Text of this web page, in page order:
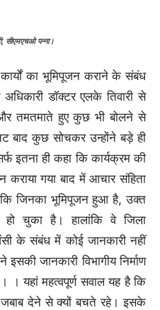
सीएमएचओ पन्ना।
कार्यों का भूमिपूजन कराने के संबंध
डॉक्टर एलके तिवारी से
तमतमाते हुए कुछ भी बोलने से
बाद कुछ सोचकर उन्होंने बड़े ही
इतना ही कहा कि कार्यक्रम की
कराया गया बाद में आचार संहिता
जिनका भूमिपूजन हुआ है, उक्त
हो चुका है। हालांकि वे जिला
के संबंध में कोई जानकारी नहीं
जानकारी विभागीय निर्माण
। यहां महत्वपूर्ण सवाल यह है कि
देने से क्यों बचते रहे। इसके